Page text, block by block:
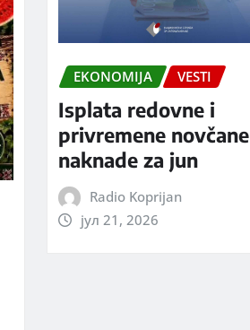
EKONOMIJA VESTI
Isplata redovne i
privremene novčane
naknade za jun
Radio Koprijan
јул 21, 2026